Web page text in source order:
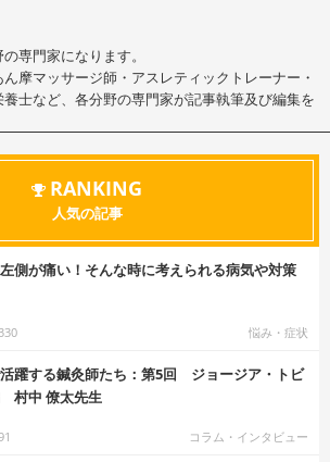
専門家になります。
摩マッサージ師・アスレティックトレーナー・
士など、各分野の専門家が記事執筆及び編集を
RANKING
人気の記事
側が痛い！そんな時に考えられる病気や対策
悩み・症状
躍する鍼灸師たち：第5回 ジョージア・トビ
村中 僚太先生
コラム・インタビュー